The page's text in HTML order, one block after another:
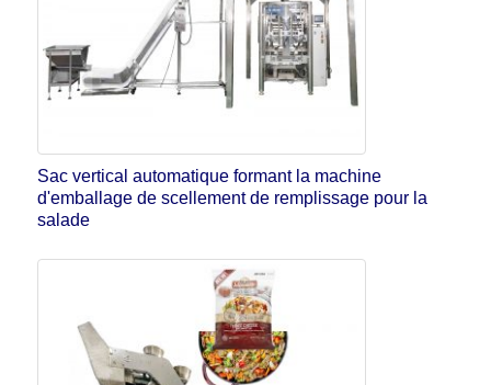
Sac vertical automatique formant la machine
d'emballage de scellement de remplissage pour la
salade